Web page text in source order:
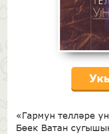
«Гармун телләре
Бөек Ватан